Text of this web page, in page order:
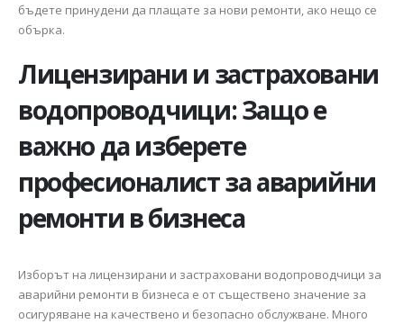
бъдете принудени да плащате за нови ремонти, ако нещо се
обърка.
Лицензирани и застраховани
водопроводчици: Защо е
важно да изберете
професионалист за аварийни
ремонти в бизнеса
Изборът на лицензирани и застраховани водопроводчици за
аварийни ремонти в бизнеса е от съществено значение за
осигуряване на качествено и безопасно обслужване. Много